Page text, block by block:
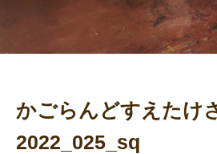
かごらんどすえたけ
2022_025_sq